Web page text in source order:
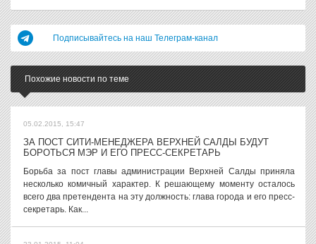
Подписывайтесь на наш Телеграм-канал
Похожие новости по теме
05.02.2015, 15:47
ЗА ПОСТ СИТИ-МЕНЕДЖЕРА ВЕРХНЕЙ САЛДЫ БУДУТ
БОРОТЬСЯ МЭР И ЕГО ПРЕСС-СЕКРЕТАРЬ
Борьба за пост главы администрации Верхней Салды приняла
несколько комичный характер. К решающему моменту осталось
всего два претендента на эту должность: глава города и его пресс-
секретарь. Как...